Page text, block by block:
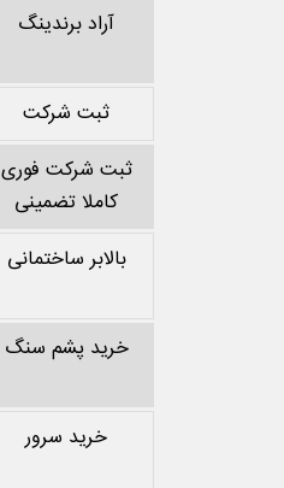
آراد برندینگ
ثبت شرکت
ثبت شرکت فوری
کاملا تضمینی
بالابر ساختمانی
خرید پشم سنگ
خرید سرور